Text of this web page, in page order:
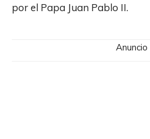
por el Papa Juan Pablo II.
Anuncio